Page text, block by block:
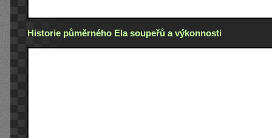
Historie půměrného Ela soupeřů a výkonnosti